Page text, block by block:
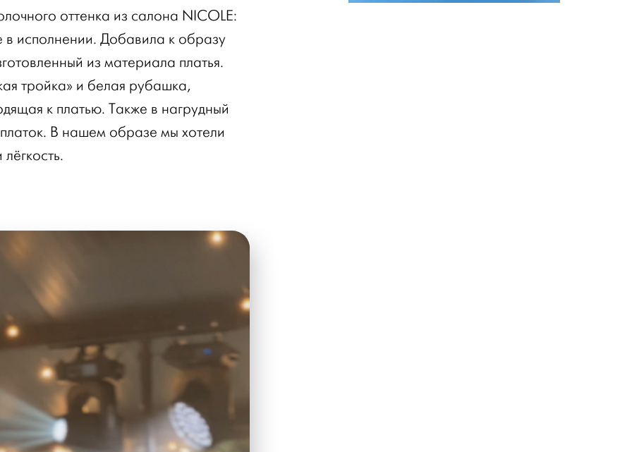
оттенка из салона NICOLE:
исполнении. Добавила к образу
из материала платья.
тройка» и белая рубашка,
к платью. Также в нагрудный
В нашем образе мы хотели